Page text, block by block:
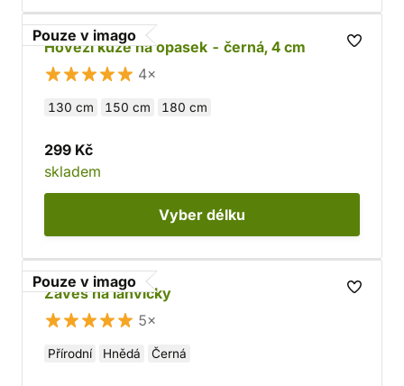
Pouze v imago
Hovězí kůže na opasek - černá, 4 cm
4×
130 cm 150 cm 180 cm
299 Kč
skladem
Vyber délku
Pouze v imago
Závěs na lahvičky
5×
Přírodní Hnědá Černá